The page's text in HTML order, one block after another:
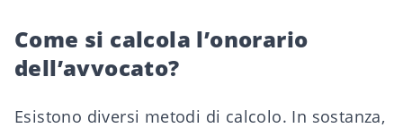
Come si calcola l’onorario
dell’avvocato?
Esistono diversi metodi di calcolo. In sostanza,